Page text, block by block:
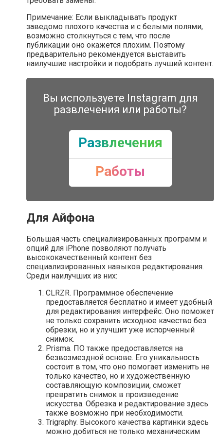
Примечание: Если выкладывать продукт
заведомо плохого качества и с белыми полями,
возможно столкнуться с тем, что после
публикации оно окажется плохим. Поэтому
предварительно рекомендуется выставить
наилучшие настройки и подобрать лучший контент.
Вы используете Instagram для
развлечения или работы?
Развлечения
Работы
Для Айфона
Большая часть специализированных программ и
опций для iPhone позволяют получать
высококачественный контент без
специализированных навыков редактирования.
Среди наилучших из них:
CLRZR. Программное обеспечение
предоставляется бесплатно и имеет удобный
для редактирования интерфейс. Оно поможет
не только сохранить исходное качество без
обрезки, но и улучшит уже испорченный
снимок.
Prisma. ПО также предоставляется на
безвозмездной основе. Его уникальность
состоит в том, что оно помогает изменить не
только качество, но и художественную
составляющую композиции, сможет
превратить снимок в произведение
искусства. Обрезка и редактирование здесь
также возможно при необходимости.
Trigraphy. Высокого качества картинки здесь
можно добиться не только механическим